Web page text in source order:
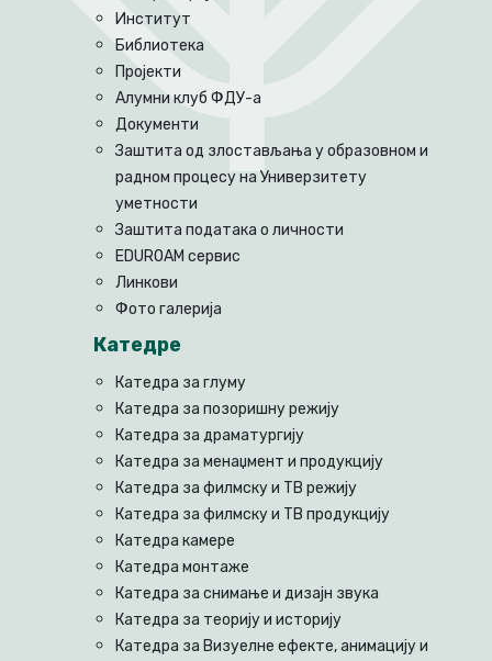
Институт
Библиотека
Пројекти
Алумни клуб ФДУ-а
Документи
Заштита од злостављања у образовном и
радном процесу на Универзитету
уметности
Заштита података о личности
EDUROAM сервис
Линкови
Фото галерија
Катедре
Катедра за глуму
Катедра за позоришну режију
Катедра за драматургију
Катедра за менаџмент и продукцију
Катедра за филмску и ТВ режију
Катедра за филмску и ТВ продукцију
Катедра камере
Катедра монтаже
Катедра за снимање и дизајн звука
Катедра за теорију и историју
Катедра за Визуелне ефекте, анимацију и